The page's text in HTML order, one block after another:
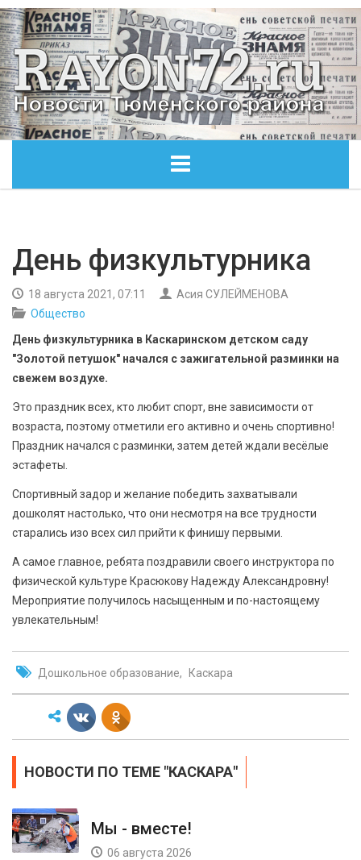
ОБЩЕСТВО
ЭКОНОМИКА
СПОРТ
АРХИВ PDF
День физкультурника
18 августа 2021, 07:11
Асия СУЛЕЙМЕНОВА
Общество
День физкультурника в Каскаринском детском саду
"Золотой петушок" начался с зажигательной разминки на
свежем воздухе.
Это праздник всех, кто любит спорт, вне зависимости от
возраста, поэтому отметили его активно и очень спортивно!
Праздник начался с разминки, затем детей ждали весёлые
эстафеты.
Спортивный задор и желание победить захватывали
дошколят настолько, что они несмотря на все трудности
старались изо всех сил прийти к финишу первыми.
А самое главное, ребята поздравили своего инструктора по
физической культуре Красюкову Надежду Александровну!
Мероприятие получилось насыщенным и по-настоящему
увлекательным!
Дошкольное образование Каскара
НОВОСТИ ПО ТЕМЕ "КАСКАРА"
Мы - вместе!
06 августа 2026